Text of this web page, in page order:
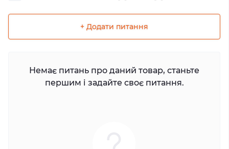
+ Додати питання
Немає питань про даний товар, станьте
першим і задайте своє питання.